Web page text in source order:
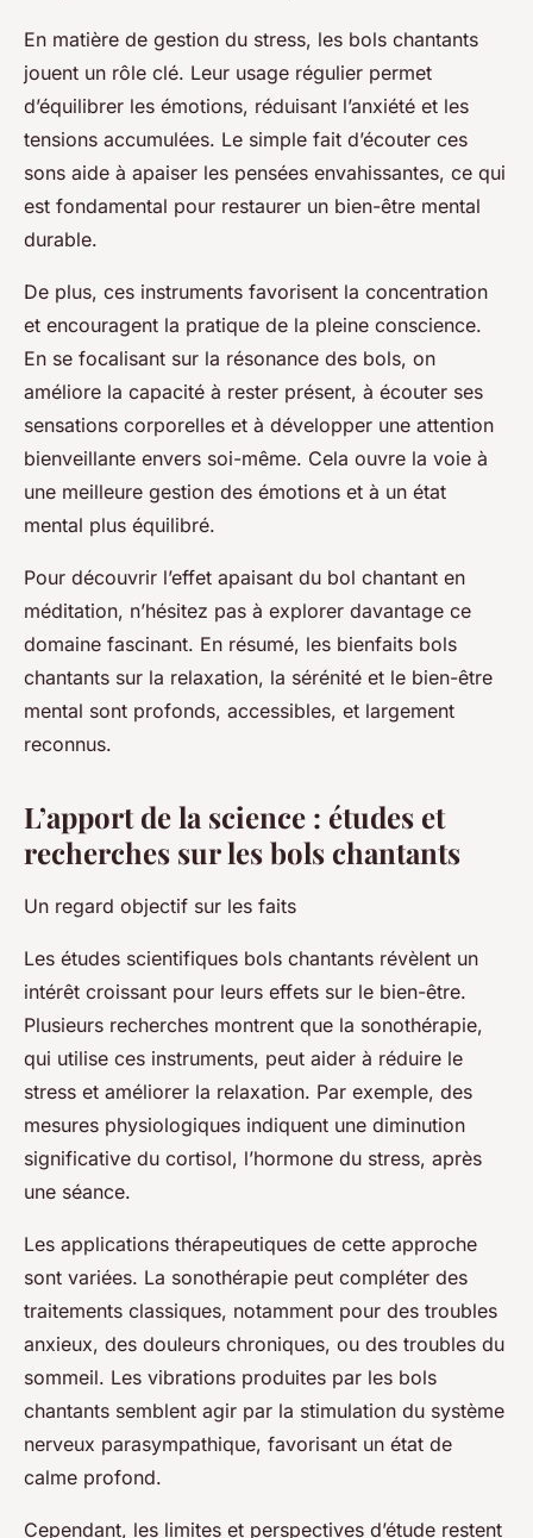
En matière de gestion du stress, les bols chantants
jouent un rôle clé. Leur usage régulier permet
d’équilibrer les émotions, réduisant l’anxiété et les
tensions accumulées. Le simple fait d’écouter ces
sons aide à apaiser les pensées envahissantes, ce qui
est fondamental pour restaurer un bien-être mental
durable.
De plus, ces instruments favorisent la concentration
et encouragent la pratique de la pleine conscience.
En se focalisant sur la résonance des bols, on
améliore la capacité à rester présent, à écouter ses
sensations corporelles et à développer une attention
bienveillante envers soi-même. Cela ouvre la voie à
une meilleure gestion des émotions et à un état
mental plus équilibré.
Pour découvrir l’effet apaisant du bol chantant en
méditation, n’hésitez pas à explorer davantage ce
domaine fascinant. En résumé, les bienfaits bols
chantants sur la relaxation, la sérénité et le bien-être
mental sont profonds, accessibles, et largement
reconnus.
L’apport de la science : études et
recherches sur les bols chantants
Un regard objectif sur les faits
Les études scientifiques bols chantants révèlent un
intérêt croissant pour leurs effets sur le bien-être.
Plusieurs recherches montrent que la sonothérapie,
qui utilise ces instruments, peut aider à réduire le
stress et améliorer la relaxation. Par exemple, des
mesures physiologiques indiquent une diminution
significative du cortisol, l’hormone du stress, après
une séance.
Les applications thérapeutiques de cette approche
sont variées. La sonothérapie peut compléter des
traitements classiques, notamment pour des troubles
anxieux, des douleurs chroniques, ou des troubles du
sommeil. Les vibrations produites par les bols
chantants semblent agir par la stimulation du système
nerveux parasympathique, favorisant un état de
calme profond.
Cependant, les limites et perspectives d’étude restent